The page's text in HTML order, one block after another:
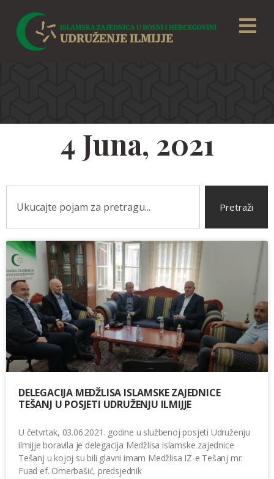
4 Juna, 2021
Pretraži
DELEGACIJA MEDŽLISA ISLAMSKE ZAJEDNICE
TEŠANJ U POSJETI UDRUŽENJU ILMIJJE
U četvrtak, 03.06.2021. godine u službenoj posjeti Udruženju
ilmijje boravila je delegacija Medžlisa islamske zajednice
Tešanj u kojoj su bili glavni imam Medžlisa IZ-e Tešanj mr.
Fuad ef. Omerbašić, predsjednik